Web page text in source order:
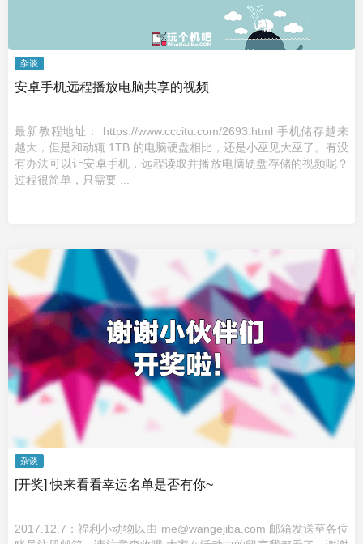
杂谈
安卓手机远程播放电脑共享的视频
最新教程地址： https://www.cccitu.com/2693.html 手机储存越来
越大，但是和动辄 1TB 的电脑硬盘相比，还是小巫见大巫了。有没
有办法可以让安卓手机，远程读取并播放电脑硬盘存储的视频呢？
过程很简单，只需要 ...
杂谈
[开奖] 快来看看幸运名单是否有你~
2017.12.7：福利小动物以由 me@wangejiba.com 邮箱发送至各位